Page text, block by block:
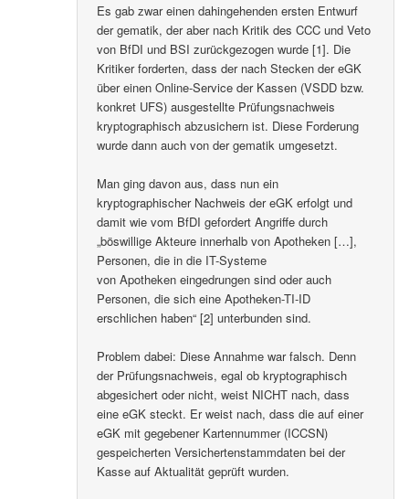
Es gab zwar einen dahingehenden ersten Entwurf
der gematik, der aber nach Kritik des CCC und Veto
von BfDI und BSI zurückgezogen wurde [1]. Die
Kritiker forderten, dass der nach Stecken der eGK
über einen Online-Service der Kassen (VSDD bzw.
konkret UFS) ausgestellte Prüfungsnachweis
kryptographisch abzusichern ist. Diese Forderung
wurde dann auch von der gematik umgesetzt.
Man ging davon aus, dass nun ein
kryptographischer Nachweis der eGK erfolgt und
damit wie vom BfDI gefordert Angriffe durch
„böswillige Akteure innerhalb von Apotheken […],
Personen, die in die IT-Systeme
von Apotheken eingedrungen sind oder auch
Personen, die sich eine Apotheken-TI-ID
erschlichen haben“ [2] unterbunden sind.
Problem dabei: Diese Annahme war falsch. Denn
der Prüfungsnachweis, egal ob kryptographisch
abgesichert oder nicht, weist NICHT nach, dass
eine eGK steckt. Er weist nach, dass die auf einer
eGK mit gegebener Kartennummer (ICCSN)
gespeicherten Versichertenstammdaten bei der
Kasse auf Aktualität geprüft wurden.